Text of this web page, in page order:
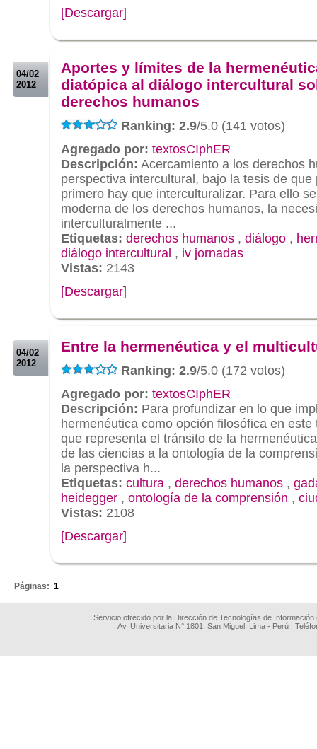
[Descargar]
04/02
2012
Aportes y límites de la
diatópica al diálogo intercultural
derechos humanos
Ranking: 2.9/5.0 (141 votos)
Agregado por: textosCIphER
Descripción: Acercamiento a los derechos
perspectiva intercultural, bajo la tesis de que
primero hay que interculturalizar. Para ello
moderna de los derechos humanos, la
interculturalmente ...
Etiquetas: derechos humanos , diálogo ,
diálogo intercultural , iv jornadas
Vistas: 2143
[Descargar]
04/02
2012
Entre la hermenéutica y el
Ranking: 2.9/5.0 (172 votos)
Agregado por: textosCIphER
Descripción: Para profundizar en lo que
hermenéutica como opción filosófica en
que representa el tránsito de la
de las ciencias a la ontología de la
la perspectiva h...
Etiquetas: cultura , derechos humanos ,
heidegger , ontología de la comprensión ,
Vistas: 2108
[Descargar]
Páginas: 1
Servicio ofrecido por la Dirección de Tecnologías de
Av. Universitaria N° 1801, San Miguel, Lima - Perú |